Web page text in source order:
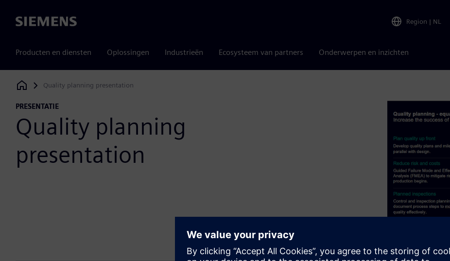
Siemens Region | NL
Producten en diensten Oplossingen Industrieën Ecosysteem van partners Onderwerpen en inzichten
Siemens Digital Industries Software
Quality planning presentation
PRESENTATIE
Quality planning
presentation